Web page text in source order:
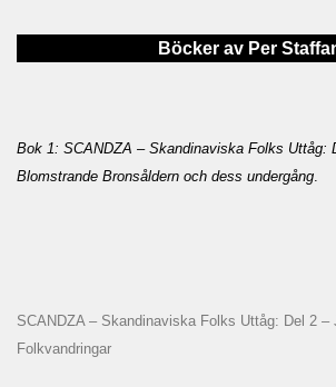
Böcker av Per
Bok 1: SCANDZA – Skandinaviska Folks Uttåg:
Blomstrande Bronsåldern och dess undergång.
SCANDZA – Skandinaviska Folks Uttåg: Del 2 –
Folkvandringar